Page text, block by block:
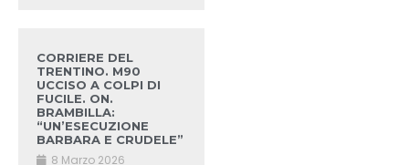
CORRIERE DEL
TRENTINO. M90
UCCISO A COLPI DI
FUCILE. ON.
BRAMBILLA:
“UN’ESECUZIONE
BARBARA E CRUDELE”
8 Marzo 2026